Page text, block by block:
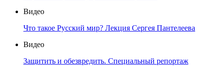
Видео
Что такое Русский мир? Лекция Сергея Пантелеева
Видео
Защитить и обезвредить. Специальный репортаж